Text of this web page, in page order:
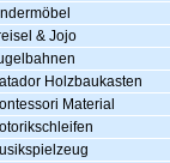
& Jojo
Holzbaukasten
Material